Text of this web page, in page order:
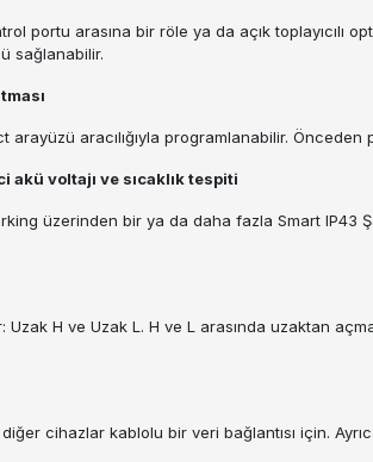
portu arasına bir röle ya da açık toplayıcılı
sağlanabilir.
arayüzü aracılığıyla programlanabilir.
voltajı ve sıcaklık tespiti
üzerinden bir ya da daha fazla Smart
H ve Uzak L. H ve L arasında uzaktan
cihazlar kablolu bir veri bağlantısı için.